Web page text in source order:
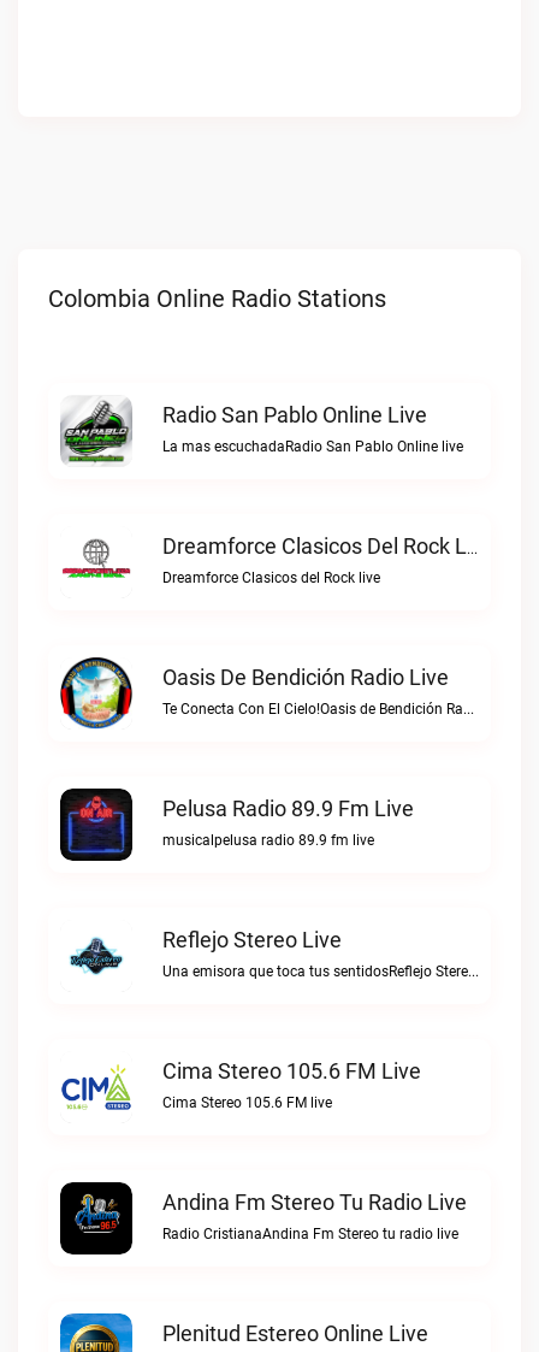
Colombia Online Radio Stations
Radio San Pablo Online Live
La mas escuchadaRadio San Pablo Online live
Dreamforce Clasicos Del Rock Live
Dreamforce Clasicos del Rock live
Oasis De Bendición Radio Live
Te Conecta Con El Cielo!Oasis de Bendición Radio live
Pelusa Radio 89.9 Fm Live
musicalpelusa radio 89.9 fm live
Reflejo Stereo Live
Una emisora que toca tus sentidosReflejo Stereo live
Cima Stereo 105.6 FM Live
Cima Stereo 105.6 FM live
Andina Fm Stereo Tu Radio Live
Radio CristianaAndina Fm Stereo tu radio live
Plenitud Estereo Online Live